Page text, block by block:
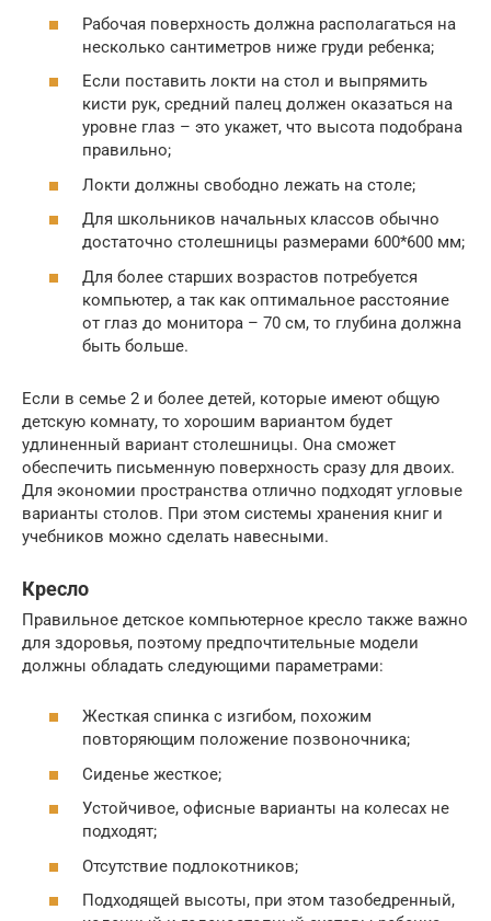
Рабочая поверхность должна располагаться на
несколько сантиметров ниже груди ребенка;
Если поставить локти на стол и выпрямить
кисти рук, средний палец должен оказаться на
уровне глаз – это укажет, что высота подобрана
правильно;
Локти должны свободно лежать на столе;
Для школьников начальных классов обычно
достаточно столешницы размерами 600*600 мм;
Для более старших возрастов потребуется
компьютер, а так как оптимальное расстояние
от глаз до монитора – 70 см, то глубина должна
быть больше.
Если в семье 2 и более детей, которые имеют общую
детскую комнату, то хорошим вариантом будет
удлиненный вариант столешницы. Она сможет
обеспечить письменную поверхность сразу для двоих.
Для экономии пространства отлично подходят угловые
варианты столов. При этом системы хранения книг и
учебников можно сделать навесными.
Кресло
Правильное детское компьютерное кресло также важно
для здоровья, поэтому предпочтительные модели
должны обладать следующими параметрами:
Жесткая спинка с изгибом, похожим
повторяющим положение позвоночника;
Сиденье жесткое;
Устойчивое, офисные варианты на колесах не
подходят;
Отсутствие подлокотников;
Подходящей высоты, при этом тазобедренный,